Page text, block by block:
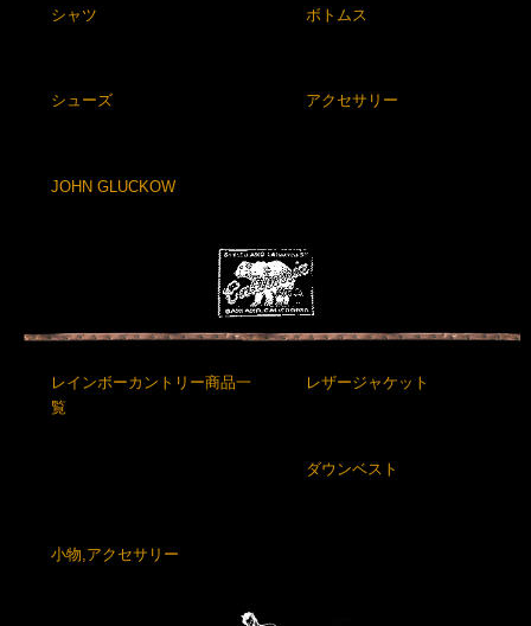
シャツ ボトムス
シューズ アクセサリー
JOHN GLUCKOW
レインボーカントリー商品一
覧
レザージャケット
ダウンベスト
小物,アクセサリー